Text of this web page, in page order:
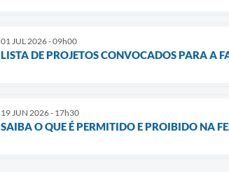
01 JUL 2026 - 09h00
LISTA DE PROJETOS CONVOCADOS PARA A
19 JUN 2026 - 17h30
SAIBA O QUE É PERMITIDO E PROIBIDO NA